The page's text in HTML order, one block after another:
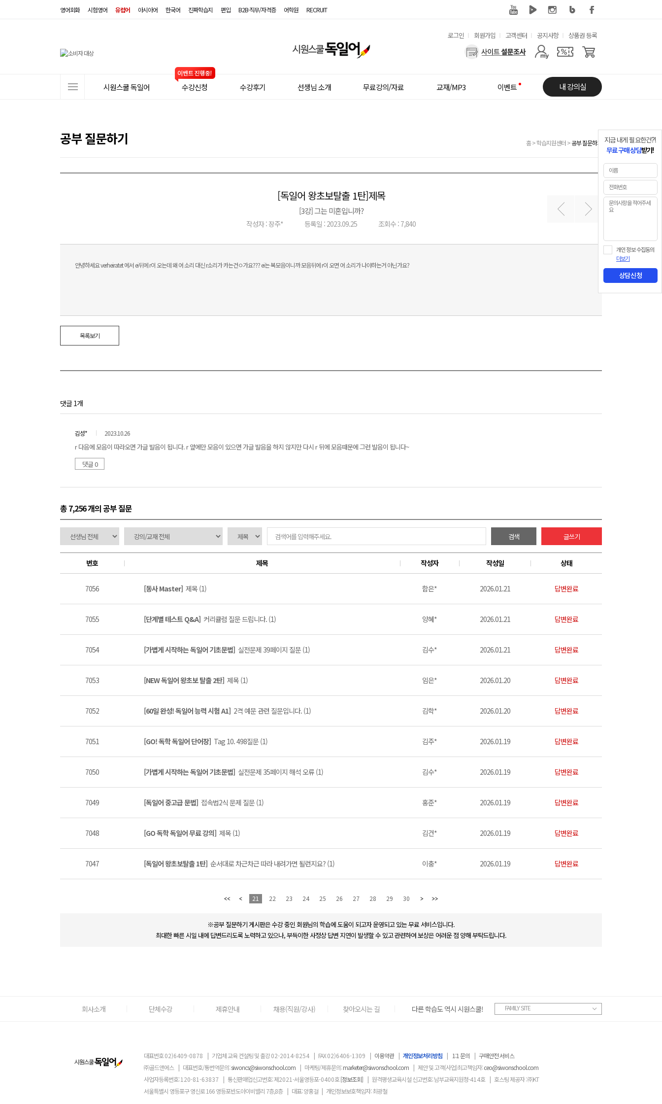
영어회화 시험영어 유럽어 아시아어 한국어 진짜학습지 편입 B2B·직무/자격증 어학원 RECRUIT
유
뉴
로그인 회원가입 고객센터 공지사항 상품권 등록
사
메
뉴
시원스쿨 독일어 수강신청 수강후기 선생님 소개 무료강의/자료 교재/MP3 이벤트 내 강의실
공부 질문하기 홈>학습지원센터>공부 질문하기
[독일어 왕초보탈출 1탄]제목
[3강] 그는 미혼입니까?
작성자 : 장주* 등록일 : 2023.09.25 조회수 : 7,840
이전글 다음글
안녕하세요 verheiratet 에서 ei뒤에 r이 오는데 왜 어 소리 대신 r소리가 카는건ㅇ가요??? ei는 복모음이니까 모음뒤에 r이 오면 어 소리가 나야하는거 아닌가요?
목록보기
댓글 1개
김성* 2023.10.26
r 다음에 모음이 따라오면 가글 발음이 됩니다. r 앞에만 모음이 있으면 가글 발음을 하지 않지만 다시 r 뒤에 모음때문에 그런 발음이 됩니다~
댓글 0
총 7,256 개의 공부 질문
검색 글쓰기
번호 제목 작성자 작성일 상태
7056 [동사 Master] 제목 (1) 함은* 2026.01.21 답변완료
7055 [단계별 테스트 Q&A] 커리큘럼 질문 드립니다. (1) 양혜* 2026.01.21 답변완료
7054 [가볍게 시작하는 독일어 기초문법] 실전문제 39페이지 질문 (1) 김수* 2026.01.21 답변완료
7053 [NEW 독일어 왕초보 탈출 2탄] 제목 (1) 임은* 2026.01.20 답변완료
7052 [60일 완성! 독일어 능력 시험 A1] 2격 예문 관련 질문입니다. (1) 김학* 2026.01.20 답변완료
7051 [GO! 독학 독일어 단어장] Tag 10. 498질문 (1) 김주* 2026.01.19 답변완료
7050 [가볍게 시작하는 독일어 기초문법] 실전문제 35페이지 해석 오류 (1) 김수* 2026.01.19 답변완료
7049 [독일어 중고급 문법] 접속법2식 문제 질문 (1) 홍준* 2026.01.19 답변완료
7048 [GO 독학 독일어 무료 강의] 제목 (1) 김건* 2026.01.19 답변완료
7047 [독일어 왕초보탈출 1탄] 순서대로 차근차근 따라 내려가면 될런지요? (1) 이충* 2026.01.19 답변완료
21 22 23 24 25 26 27 28 29 30
※공부 질문하기 게시판은 수강 중인 회원님의 학습에 도움이 되고자 운영되고 있는 무료 서비스입니다.
최대한 빠른 시일 내에 답변드리도록 노력하고 있으나, 부득이한 사정상 답변 지연이 발생할 수 있고 관련하여 보상은 어려운 점 양해 부탁드립니다.
회사소개 단체수강 제휴안내 채용(직원/강사) 찾아오시는 길 다른 학습도 역시 시원스쿨! FAMILY SITE
대표번호02)6409-0878 | 기업체 교육 컨설팅 및 출강02-2014-8254 | FAX02)6406-1309 | 이용약관 | 개인정보처리방침 | 1:1 문의 | 구매안전 서비스
㈜골드앤에스 | 대표번호/통번역문의:siwoncs@siwonschool.com | 마케팅/제휴문의:marketer@siwonschool.com | 제안 및 고객(사업)최고책임자:ceo@siwonschool.com
사업자등록번호:120-81-63837 | 통신판매업신고번호: 제2021-서울영등포-0400호[정보조회] | 원격평생교육시설 신고번호: 남부교육지원청-414호 | 호스팅 제공자 : ㈜KT
서울특별시 영등포구 영신로 166 영등포반도아이비밸리 7층,8층 | 대표: 양홍걸 | 개인정보보호책임자: 최광철
지금 내게 필요한건?!
무료 구매 상담받기!
개인 정보 수집동의
더보기
상담신청